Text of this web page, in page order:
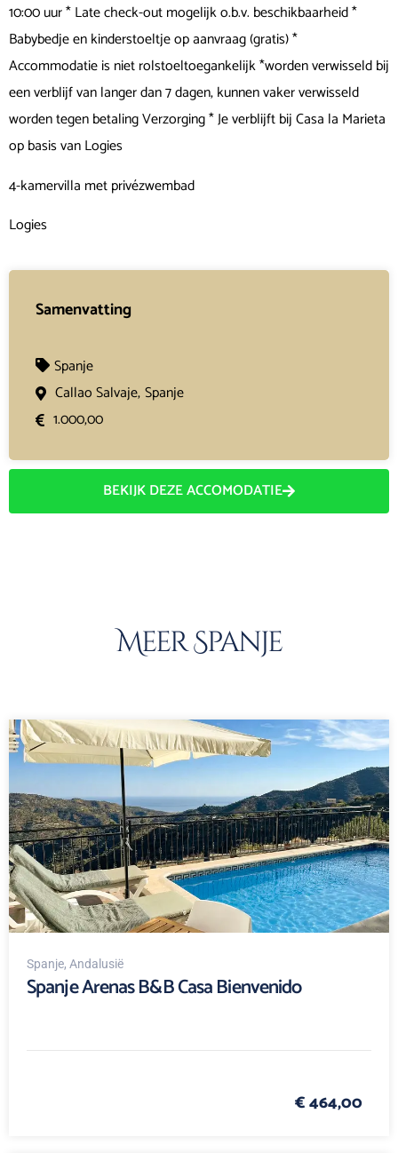
10:00 uur * Late check-out mogelijk o.b.v. beschikbaarheid *
Babybedje en kinderstoeltje op aanvraag (gratis) *
Accommodatie is niet rolstoeltoegankelijk *worden verwisseld bij
een verblijf van langer dan 7 dagen, kunnen vaker verwisseld
worden tegen betaling Verzorging * Je verblijft bij Casa la Marieta
op basis van Logies
4-kamervilla met privézwembad
Logies
Samenvatting
Spanje
Callao Salvaje,Spanje
1.000,00
BEKIJK DEZE ACCOMODATIE
Meer Spanje
Spanje, Andalusië
Spanje Arenas B&B Casa Bienvenido
€ 464,00